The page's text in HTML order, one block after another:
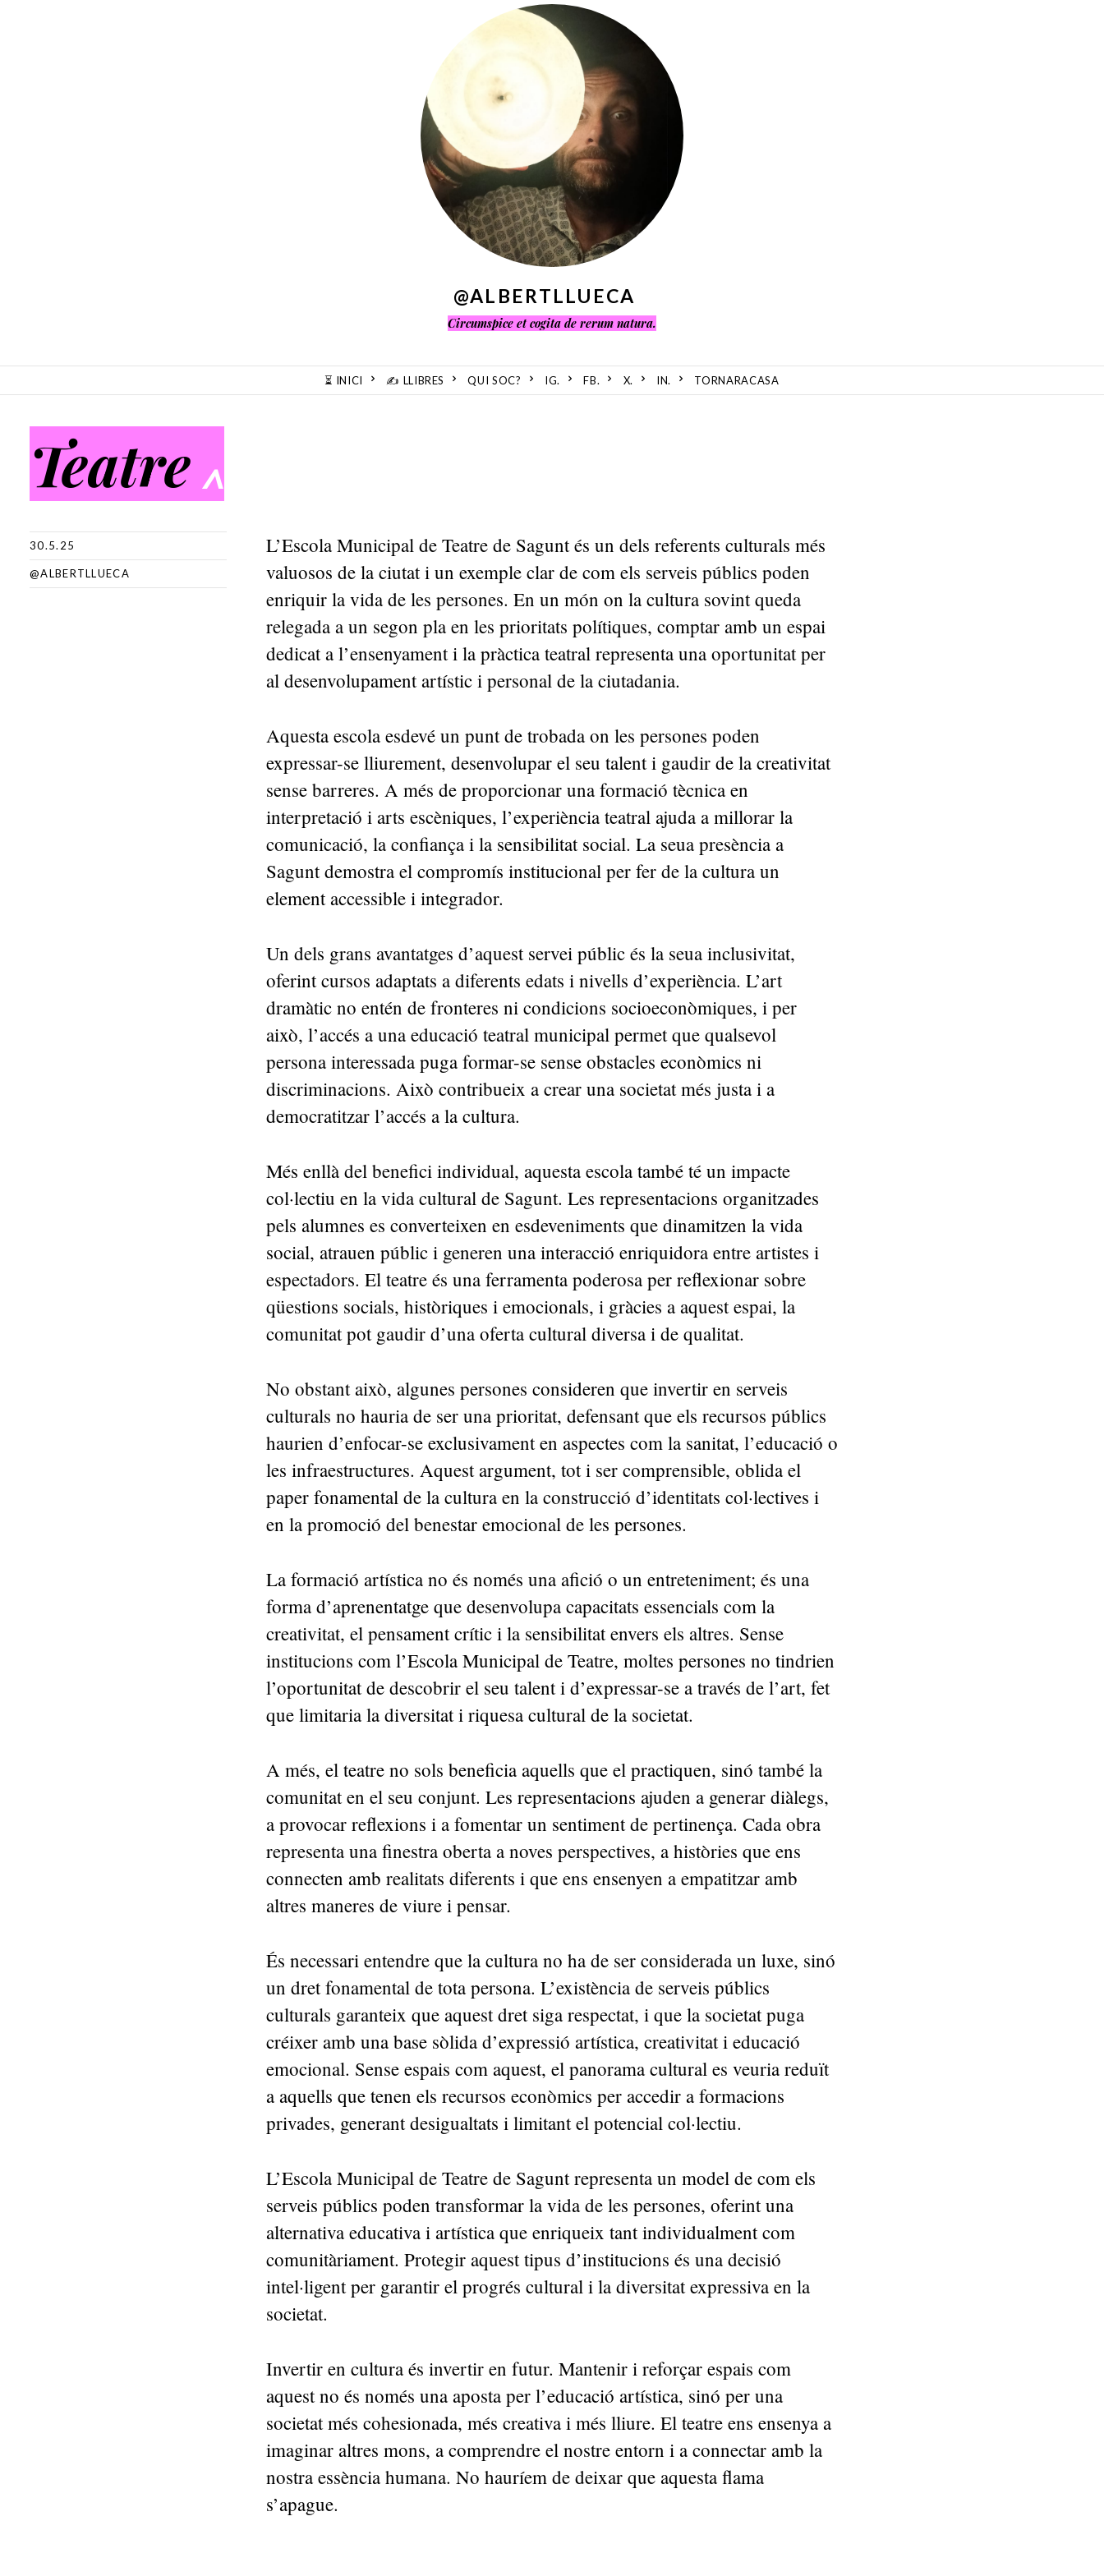
@ALBERTLLUECA
Circumspice et cogita de rerum natura.
⏳ INICI ✍️ LLIBRES QUI SOC? IG. FB. X. IN. TORNARACASA
Teatre ^
30.5.25
@ALBERTLLUECA
L’Escola Municipal de Teatre de Sagunt és un dels referents culturals més
valuosos de la ciutat i un exemple clar de com els serveis públics poden
enriquir la vida de les persones. En un món on la cultura sovint queda
relegada a un segon pla en les prioritats polítiques, comptar amb un espai
dedicat a l’ensenyament i la pràctica teatral representa una oportunitat per
al desenvolupament artístic i personal de la ciutadania.
Aquesta escola esdevé un punt de trobada on les persones poden
expressar-se lliurement, desenvolupar el seu talent i gaudir de la creativitat
sense barreres. A més de proporcionar una formació tècnica en
interpretació i arts escèniques, l’experiència teatral ajuda a millorar la
comunicació, la confiança i la sensibilitat social. La seua presència a
Sagunt demostra el compromís institucional per fer de la cultura un
element accessible i integrador.
Un dels grans avantatges d’aquest servei públic és la seua inclusivitat,
oferint cursos adaptats a diferents edats i nivells d’experiència. L’art
dramàtic no entén de fronteres ni condicions socioeconòmiques, i per
això, l’accés a una educació teatral municipal permet que qualsevol
persona interessada puga formar-se sense obstacles econòmics ni
discriminacions. Això contribueix a crear una societat més justa i a
democratitzar l’accés a la cultura.
Més enllà del benefici individual, aquesta escola també té un impacte
col·lectiu en la vida cultural de Sagunt. Les representacions organitzades
pels alumnes es converteixen en esdeveniments que dinamitzen la vida
social, atrauen públic i generen una interacció enriquidora entre artistes i
espectadors. El teatre és una ferramenta poderosa per reflexionar sobre
qüestions socials, històriques i emocionals, i gràcies a aquest espai, la
comunitat pot gaudir d’una oferta cultural diversa i de qualitat.
No obstant això, algunes persones consideren que invertir en serveis
culturals no hauria de ser una prioritat, defensant que els recursos públics
haurien d’enfocar-se exclusivament en aspectes com la sanitat, l’educació o
les infraestructures. Aquest argument, tot i ser comprensible, oblida el
paper fonamental de la cultura en la construcció d’identitats col·lectives i
en la promoció del benestar emocional de les persones.
La formació artística no és només una afició o un entreteniment; és una
forma d’aprenentatge que desenvolupa capacitats essencials com la
creativitat, el pensament crític i la sensibilitat envers els altres. Sense
institucions com l’Escola Municipal de Teatre, moltes persones no tindrien
l’oportunitat de descobrir el seu talent i d’expressar-se a través de l’art, fet
que limitaria la diversitat i riquesa cultural de la societat.
A més, el teatre no sols beneficia aquells que el practiquen, sinó també la
comunitat en el seu conjunt. Les representacions ajuden a generar diàlegs,
a provocar reflexions i a fomentar un sentiment de pertinença. Cada obra
representa una finestra oberta a noves perspectives, a històries que ens
connecten amb realitats diferents i que ens ensenyen a empatitzar amb
altres maneres de viure i pensar.
És necessari entendre que la cultura no ha de ser considerada un luxe, sinó
un dret fonamental de tota persona. L’existència de serveis públics
culturals garanteix que aquest dret siga respectat, i que la societat puga
créixer amb una base sòlida d’expressió artística, creativitat i educació
emocional. Sense espais com aquest, el panorama cultural es veuria reduït
a aquells que tenen els recursos econòmics per accedir a formacions
privades, generant desigualtats i limitant el potencial col·lectiu.
L’Escola Municipal de Teatre de Sagunt representa un model de com els
serveis públics poden transformar la vida de les persones, oferint una
alternativa educativa i artística que enriqueix tant individualment com
comunitàriament. Protegir aquest tipus d’institucions és una decisió
intel·ligent per garantir el progrés cultural i la diversitat expressiva en la
societat.
Invertir en cultura és invertir en futur. Mantenir i reforçar espais com
aquest no és només una aposta per l’educació artística, sinó per una
societat més cohesionada, més creativa i més lliure. El teatre ens ensenya a
imaginar altres mons, a comprendre el nostre entorn i a connectar amb la
nostra essència humana. No hauríem de deixar que aquesta flama
s’apague.